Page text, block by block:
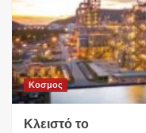
Κοσμος
Κλειστό το